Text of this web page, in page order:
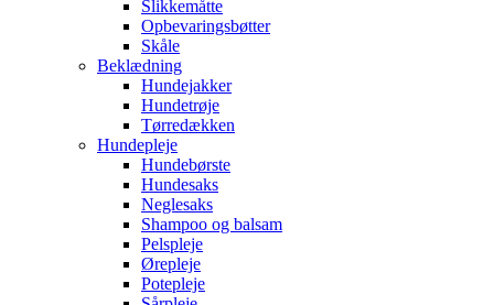
Slikkemåtte
Opbevaringsbøtter
Skåle
Beklædning
Hundejakker
Hundetrøje
Tørredækken
Hundepleje
Hundebørste
Hundesaks
Neglesaks
Shampoo og balsam
Pelspleje
Ørepleje
Potepleje